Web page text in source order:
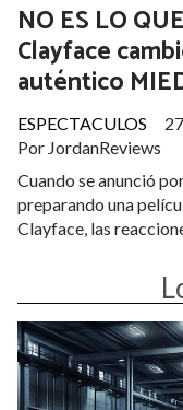
NO ES LO
Clayface
auténtico
Por JordanReviews
ESPECTACULOS
Cuando se anunció
preparando una
Clayface, las